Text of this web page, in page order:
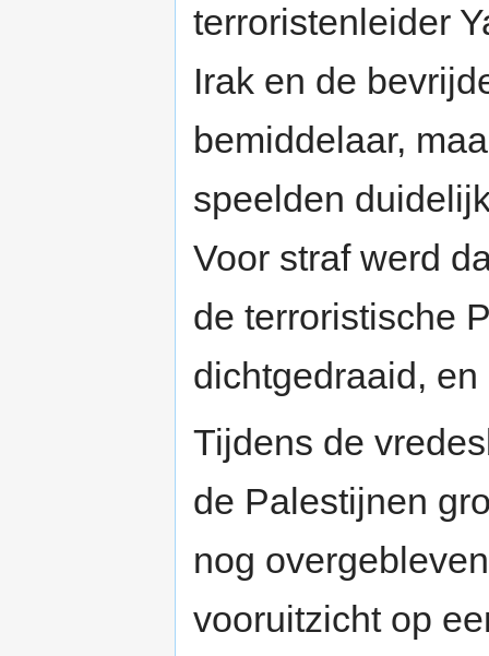
terroristenleider
Irak en de
bemiddelaar,
speelden
Voor straf werd
de terroristische
dichtgedraaid,
Tijdens de
de Palestijnen
nog
vooruitzicht op